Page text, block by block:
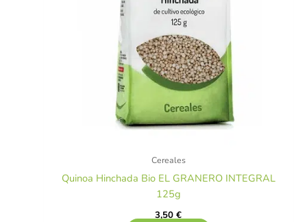
Cereales
Quinoa Hinchada Bio EL GRANERO INTEGRAL
125g
3,50€